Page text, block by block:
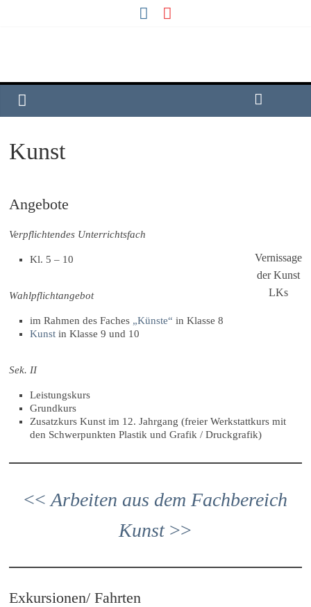
Kunst
Angebote
Vernissage
der Kunst
LKs
Verpflichtendes Unterrichtsfach
Kl. 5 – 10
Wahlpflichtangebot
im Rahmen des Faches „Künste“ in Klasse 8
Kunst in Klasse 9 und 10
Sek. II
Leistungskurs
Grundkurs
Zusatzkurs Kunst im 12. Jahrgang (freier Werkstattkurs mit
den Schwerpunkten Plastik und Grafik / Druckgrafik)
<< Arbeiten aus dem Fachbereich
Kunst>>
Exkursionen/ Fahrten